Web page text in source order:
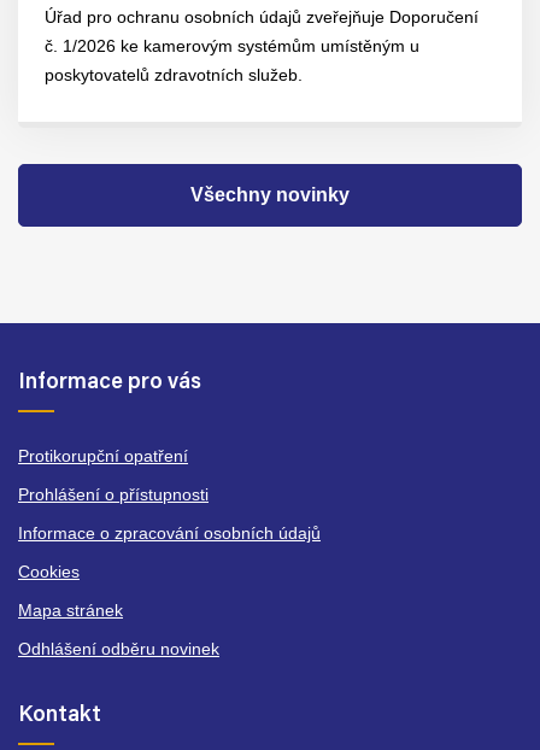
Úřad pro ochranu osobních údajů zveřejňuje Doporučení
č. 1/2026 ke kamerovým systémům umístěným u
poskytovatelů zdravotních služeb.
Všechny novinky
Informace pro vás
Protikorupční opatření
Prohlášení o přístupnosti
Informace o zpracování osobních údajů
Cookies
Mapa stránek
Odhlášení odběru novinek
Kontakt